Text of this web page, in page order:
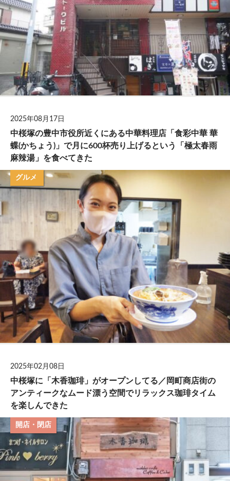
2025年08月17日
中桜塚の豊中市役所近くにある中華料理店「食彩中華 華
蝶(かちょう)」で月に600杯売り上げるという「極太春雨
麻辣湯」を食べてきた
グルメ
2025年02月08日
中桜塚に「木香珈琲」がオープンしてる／岡町商店街の
アンティークなムード漂う空間でリラックス珈琲タイム
を楽しんできた
開店・閉店